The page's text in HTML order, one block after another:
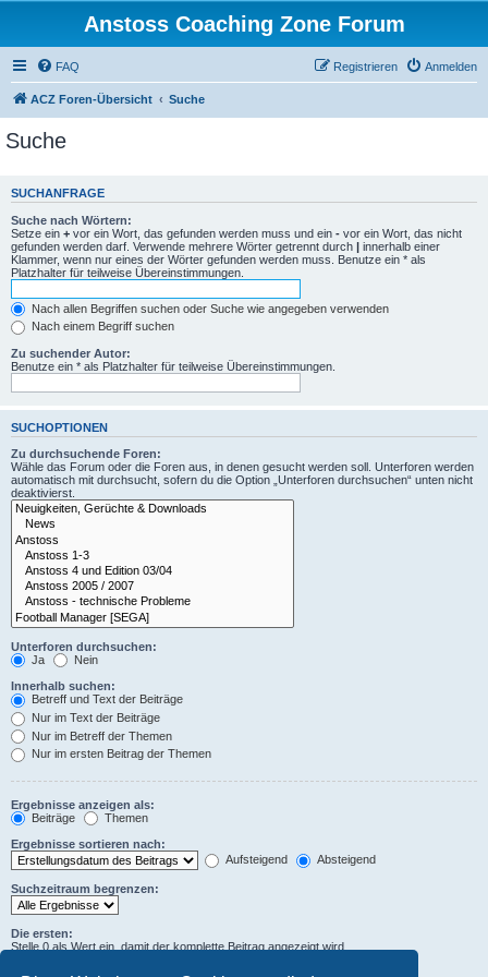
Anstoss Coaching Zone Forum
FAQ Anmelden
Registrieren
ACZ Foren-Übersicht Suche
Suche
SUCHANFRAGE
Suche nach Wörtern:
Setze ein + vor ein Wort, das gefunden werden muss und ein - vor ein Wort, das nicht
gefunden werden darf. Verwende mehrere Wörter getrennt durch | innerhalb einer
Klammer, wenn nur eines der Wörter gefunden werden muss. Benutze ein * als
Platzhalter für teilweise Übereinstimmungen.
Nach allen Begriffen suchen oder Suche wie angegeben verwenden
Nach einem Begriff suchen
Zu suchender Autor:
Benutze ein * als Platzhalter für teilweise Übereinstimmungen.
SUCHOPTIONEN
Zu durchsuchende Foren:
Wähle das Forum oder die Foren aus, in denen gesucht werden soll. Unterforen werden
automatisch mit durchsucht, sofern du die Option „Unterforen durchsuchen“ unten nicht
deaktivierst.
Unterforen durchsuchen:
Ja
Nein
Innerhalb suchen:
Betreff und Text der Beiträge
Nur im Text der Beiträge
Nur im Betreff der Themen
Nur im ersten Beitrag der Themen
Ergebnisse anzeigen als:
Beiträge
Themen
Ergebnisse sortieren nach:
Aufsteigend
Absteigend
Suchzeitraum begrenzen:
Die ersten:
Stelle 0 als Wert ein, damit der komplette Beitrag angezeigt wird.